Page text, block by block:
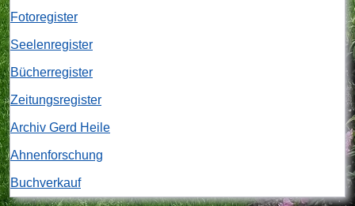
Fotoregister
Seelenregister
Bücherregister
Zeitungsregister
Archiv Gerd Heile
Ahnenforschung
Buchverkauf